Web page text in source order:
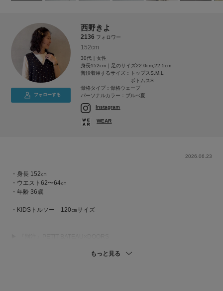
フォローする
西野きよ
2136 フォロワー
152cm
30代｜女性
身長152cm｜足のサイズ22.0cm,22.5cm
普段着用するサイズ：
トップスS,M,L
ボトムスS
骨格タイプ：骨格ウェーブ
パーソナルカラー：ブルべ夏
Instagram
WEAR
2026.06.23
・身長 152㎝
・ウエスト62〜64㎝
・年齢 36歳
・KIDSトルソー 120㎝サイズ
肌触りの良い、伸縮性に優れた綿素材を使用🪴
もっと見る